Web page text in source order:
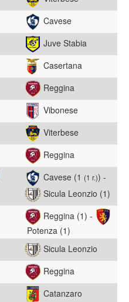
Cavese
Juve Stabia
Casertana
Reggina
Vibonese
Viterbese
Reggina
Cavese (1 (1 r.)) -
Sicula Leonzio (1)
Reggina (1) -
Potenza (1)
Sicula Leonzio
Reggina
Catanzaro